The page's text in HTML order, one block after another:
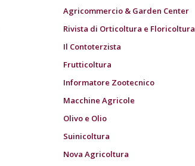
Agricommercio & Garden Center
Rivista di Orticoltura e Floricoltura
Il Contoterzista
Frutticoltura
Informatore Zootecnico
Macchine Agricole
Olivo e Olio
Suinicoltura
Nova Agricoltura